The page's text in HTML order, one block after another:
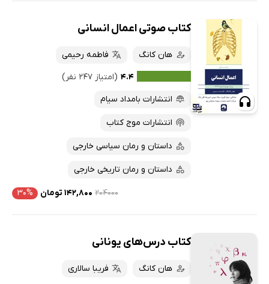
کتاب صوتی اعمال انسانی
هان کانگ
فاطمه رحیمی
۴.۴ (امتیاز ۲۴۷ نفر)
انتشارات بامداد سیام
انتشارات موج کتاب
داستان و رمان سیاسی خارجی
داستان و رمان تاریخی خارجی
۲۰۴۰۰۰ ۱۴۲,۸۰۰ تومان ۳۰%
کتاب درس‌های یونانی
هان کانگ
فریبا سالاری